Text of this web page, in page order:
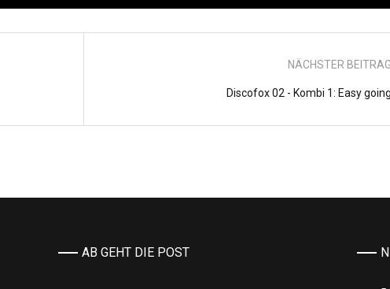
NÄCHSTER BEITRAG
Discofox 02 - Kombi 1: Easy going
AB GEHT DIE POST